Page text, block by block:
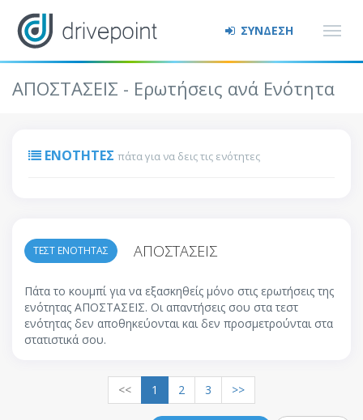
ΣΥΝΔΕΣΗ
ΑΠΟΣΤΑΣΕΙΣ - Ερωτήσεις ανά Ενότητα
ΕΝΌΤΗΤΕΣ πάτα για να δεις τις ενότητες
ΤΕΣΤ ΕΝΟΤΗΤΑΣ ΑΠΟΣΤΑΣΕΙΣ
Πάτα το κουμπί για να εξασκηθείς μόνο στις ερωτήσεις της
ενότητας ΑΠΟΣΤΑΣΕΙΣ. Οι απαντήσεις σου στα τεστ
ενότητας δεν αποθηκεύονται και δεν προσμετρούνται στα
στατιστικά σου.
<< 1 2 3 >>